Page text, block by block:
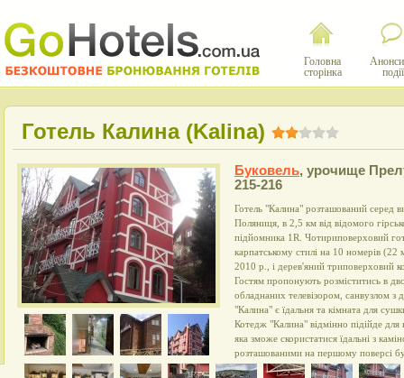
Головна
сторінка
події
Готель Калина (Kalina)
Буковель, урочище
215-216
Готель "Калина" розташований серед
Поляниця, в 2,5 км від відомого
підйомника 1R. Чотириповерховий
карпатському стилі на 10 номерів (22
2010 р., і дерев'яний триповерховий
Гостям пропонують розміститись в
обладнаних телевізором, санвузлом з
"Калина" є їдальня та кімната для
Котедж "Калина" відмінно підійде
яка зможе скористатися їдальні з
розташованими на першому поверсі